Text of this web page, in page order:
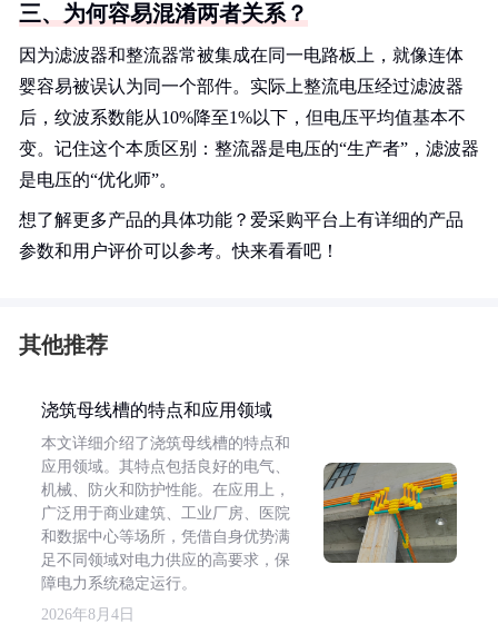
三、为何容易混淆两者关系？
因为滤波器和整流器常被集成在同一电路板上，就像连体
婴容易被误认为同一个部件。实际上整流电压经过滤波器
后，纹波系数能从10%降至1%以下，但电压平均值基本不
变。记住这个本质区别：整流器是电压的“生产者”，滤波器
是电压的“优化师”。
想了解更多产品的具体功能？爱采购平台上有详细的产品
参数和用户评价可以参考。快来看看吧！
其他推荐
浇筑母线槽的特点和应用领域
本文详细介绍了浇筑母线槽的特点和
应用领域。其特点包括良好的电气、
机械、防火和防护性能。在应用上，
广泛用于商业建筑、工业厂房、医院
和数据中心等场所，凭借自身优势满
足不同领域对电力供应的高要求，保
障电力系统稳定运行。
2026年8月4日